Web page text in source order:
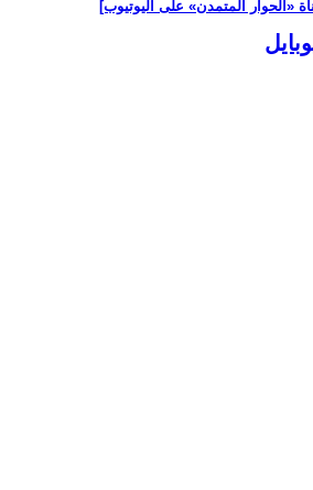
‫«الحوار المتمدن» على اليوتيوب]